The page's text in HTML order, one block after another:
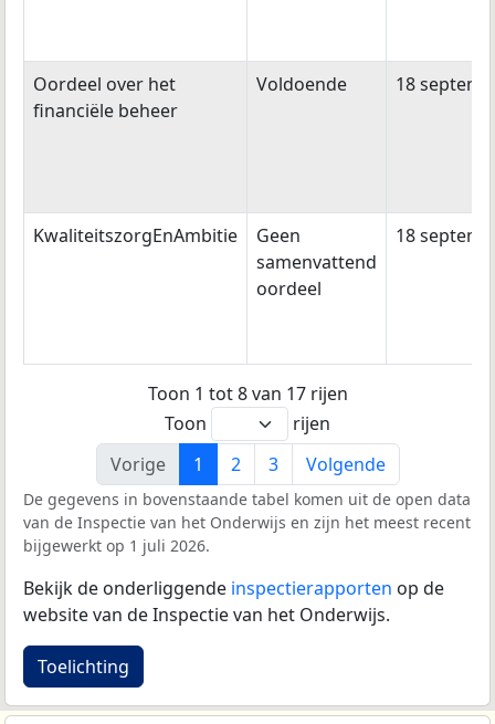
Oordeel over het
financiële beheer
Voldoende 18
KwaliteitszorgEnAmbitie
Geen
samenvattend
oordeel
18
Toon 1 tot 8 van 17 rijen
Toon
rijen
Vorige
1 2 3 Volgende
De gegevens in bovenstaande tabel komen uit de open data
van de Inspectie van het Onderwijs en zijn het meest recent
bijgewerkt op 1 juli 2026.
Bekijk de onderliggende inspectierapporten op de
website van de Inspectie van het Onderwijs.
Toelichting